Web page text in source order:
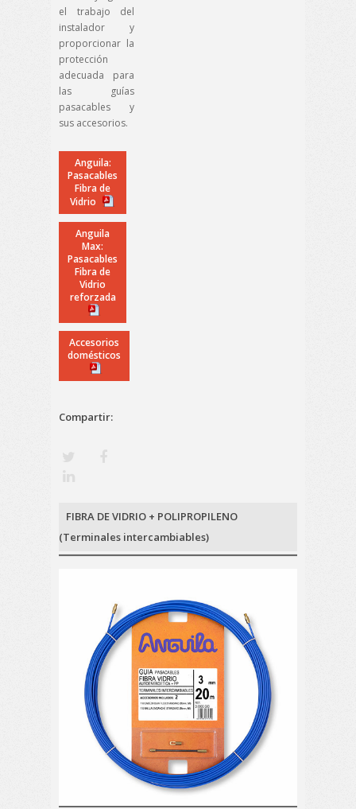
el trabajo del
instalador y
proporcionar la
protección
adecuada para
las guías
pasacables y
sus accesorios.
Anguila:
Pasacables
Fibra de
Vidrio
Anguila
Max:
Pasacables
Fibra de
Vidrio
reforzada
Accesorios
domésticos
Compartir:
FIBRA DE VIDRIO + POLIPROPILENO
(Terminales intercambiables)